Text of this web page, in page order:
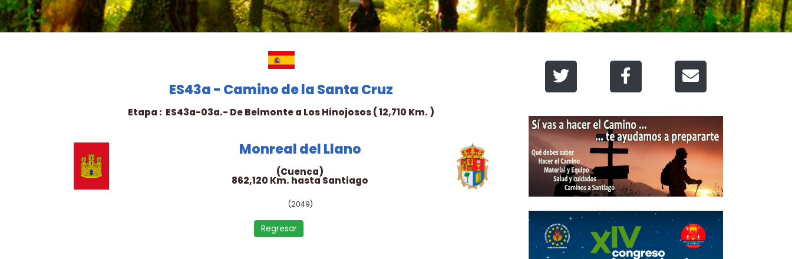
ES43a - Camino de la Santa Cruz
Etapa : ES43a-03a.- De Belmonte a Los Hinojosos ( 12,710 Km. )
Monreal del Llano
(Cuenca)
862,120 Km. hasta Santiago
(2049)
Regresar